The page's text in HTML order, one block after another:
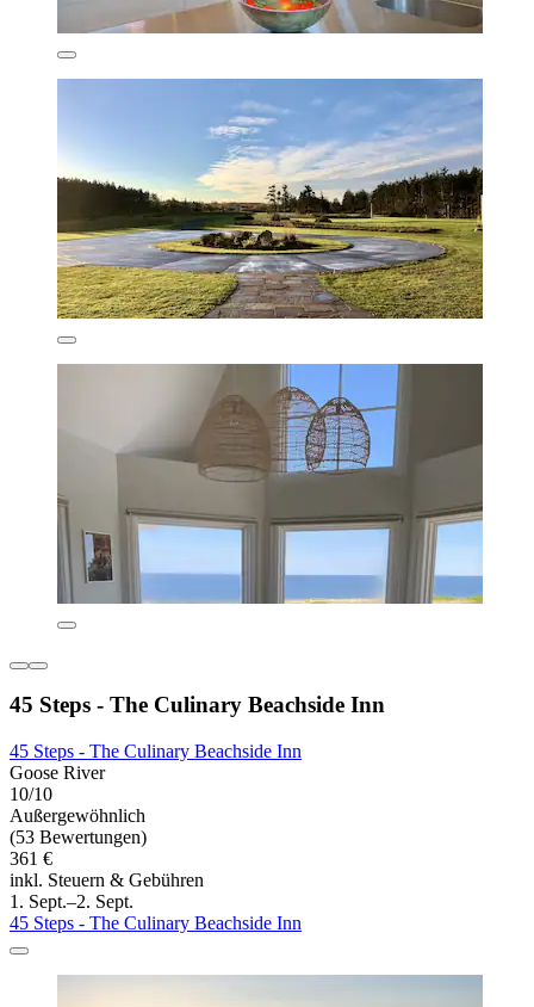
45 Steps - The Culinary Beachside Inn
45 Steps - The Culinary Beachside Inn
Goose River
10/10
Außergewöhnlich
(53 Bewertungen)
361 €
inkl. Steuern & Gebühren
1. Sept.–2. Sept.
45 Steps - The Culinary Beachside Inn